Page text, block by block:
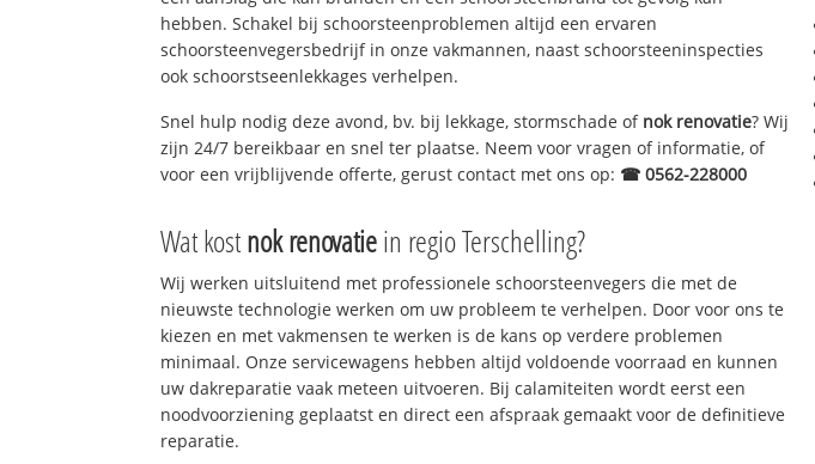
hebben. Schakel bij schoorsteenproblemen altijd een ervaren
schoorsteenvegersbedrijf in onze vakmannen, naast schoorsteeninspecties
ook schoorstseenlekkages verhelpen.
Snel hulp nodig deze avond, bv. bij lekkage, stormschade of nok renovatie? Wij
zijn 24/7 bereikbaar en snel ter plaatse. Neem voor vragen of informatie, of
voor een vrijblijvende offerte, gerust contact met ons op: ☎ 0562-228000
Wat kostnok renovatiein regio Terschelling?
Wij werken uitsluitend met professionele schoorsteenvegers die met de
nieuwste technologie werken om uw probleem te verhelpen. Door voor ons te
kiezen en met vakmensen te werken is de kans op verdere problemen
minimaal. Onze servicewagens hebben altijd voldoende voorraad en kunnen
uw dakreparatie vaak meteen uitvoeren. Bij calamiteiten wordt eerst een
noodvoorziening geplaatst en direct een afspraak gemaakt voor de definitieve
reparatie.